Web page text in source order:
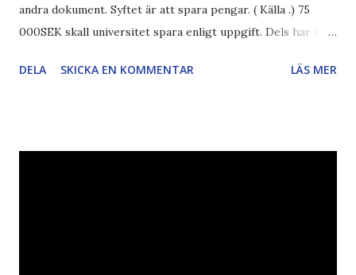
andra dokument. Syftet är att spara pengar. ( Källa .) 75
000SEK skall universitet spara enligt uppgift. Dels har iofs
"bläck". Dels så undrar jag om de 30% besparingar -
DELA SKICKA EN KOMMENTAR LÄS MER